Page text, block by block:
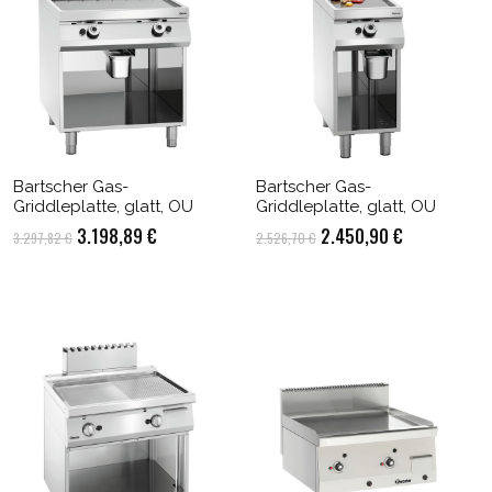
Bartscher Gas-
Griddleplatte, glatt, OU
3.297,82€ Ursprünglicher
3.198,89 €Aktueller
Bartscher Gas-
Griddleplatte, glatt, OU
2.526,70€ Ursprünglicher
2.450,90 €Aktueller